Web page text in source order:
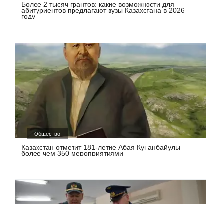
Более 2 тысяч грантов: какие возможности для
абитуриентов предлагают вузы Казахстана в 2026
году
Общество
Казахстан отметит 181-летие Абая Кунанбайулы
более чем 350 мероприятиями